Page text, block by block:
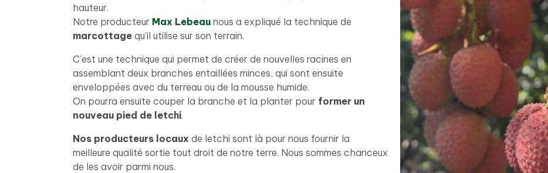
hauteur.
Notre producteur Max Lebeau nous a expliqué la technique de
marcottage qu’il utilise sur son terrain.
C’est une technique qui permet de créer de nouvelles racines en
assemblant deux branches entaillées minces, qui sont ensuite
enveloppées avec du terreau ou de la mousse humide.
On pourra ensuite couper la branche et la planter pour former un
nouveau pied de letchi.
Nos producteurs locaux de letchi sont là pour nous fournir la
meilleure qualité sortie tout droit de notre terre. Nous sommes chanceux
de les avoir parmi nous.